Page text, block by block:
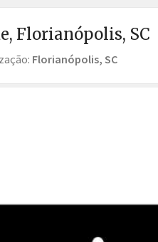
Florianópolis, SC
Florianópolis, SC